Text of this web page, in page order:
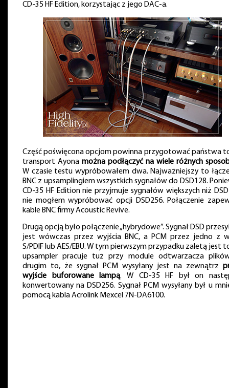
CD-35 HF Edition, korzystając z jego DAC-a.
Część poświęcona opcjom powinna przygotować państwa
transport Ayona można podłączyć na wiele różnych
W czasie testu wypróbowałem dwa. Najważniejszy to
BNC z upsamplingiem wszystkich sygnałów do DSD128.
CD-35 HF Edition nie przyjmuje sygnałów większych niż
nie mogłem wypróbować opcji DSD256. Połączenie
kable BNC firmy Acoustic Revive.
Drugą opcją było połączenie „hybrydowe”. Sygnał DSD
jest wówczas przez wyjścia BNC, a PCM przez jedno z
S/PDIF lub AES/EBU. W tym pierwszym przypadku zaletą jest
upsampler pracuje tuż przy module odtwarzacza
drugim to, że sygnał PCM wysyłany jest na zewnątrz
wyjście buforowane lampą. W CD-35 HF był on
konwertowany na DSD256. Sygnał PCM wysyłany był u
pomocą kabla Acrolink Mexcel 7N-DA6100.